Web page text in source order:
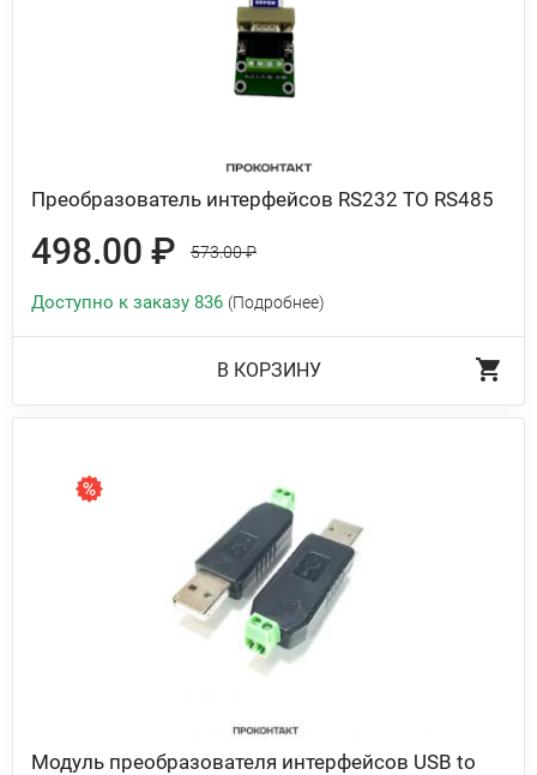
Преобразователь интерфейсов RS232 TO RS485
498.00 ₽ 573.00 ₽
Доступно к заказу 836 (Подробнее)
В КОРЗИНУ
Модуль преобразователя интерфейсов USB to